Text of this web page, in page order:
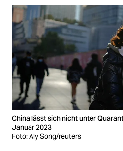
nord
wahrheit
verlag
verlag
veranstaltungen
shop
China lässt sich nicht unter
Januar 2023
Foto: Aly Song/reuters